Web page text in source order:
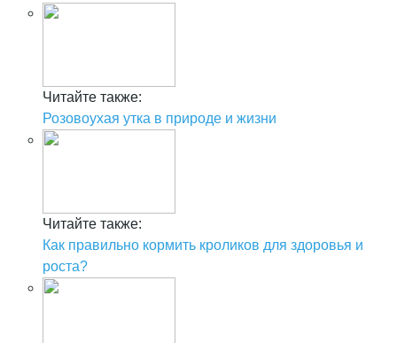
Читайте также:
Розовоухая утка в природе и жизни
Читайте также:
Как правильно кормить кроликов для здоровья и
роста?